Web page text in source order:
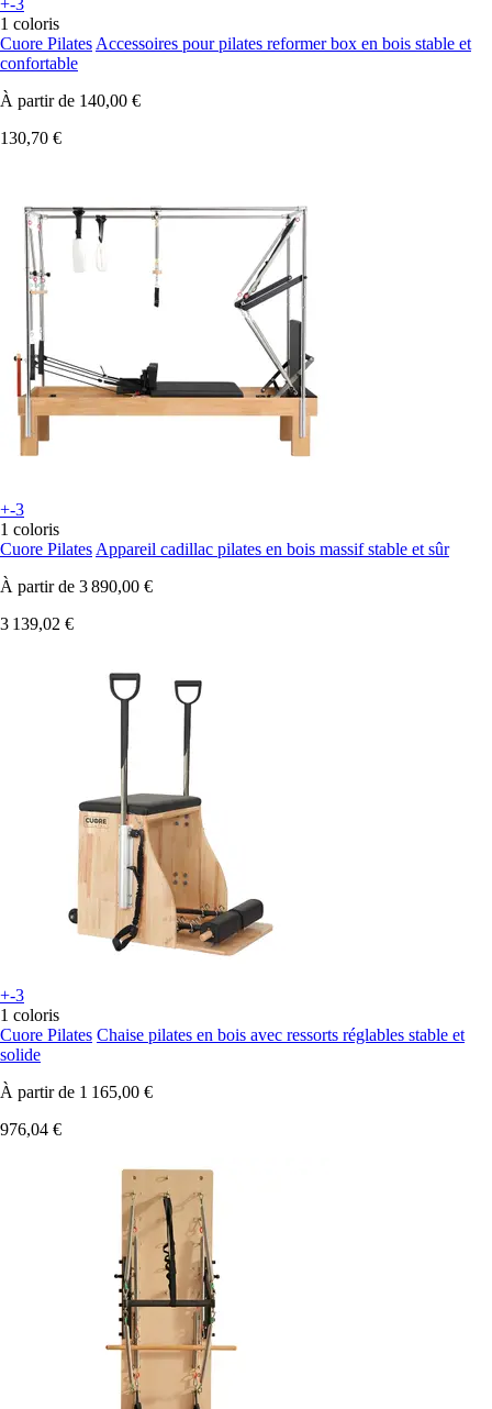
1 coloris
Cuore Pilates Accessoires pour pilates reformer box en bois stable et
confortable
À partir de 140,00 €
130,70 €
+-3
1 coloris
Cuore Pilates Appareil cadillac pilates en bois massif stable et sûr
À partir de 3 890,00 €
3 139,02 €
+-3
1 coloris
Cuore Pilates Chaise pilates en bois avec ressorts réglables stable et
solide
À partir de 1 165,00 €
976,04 €